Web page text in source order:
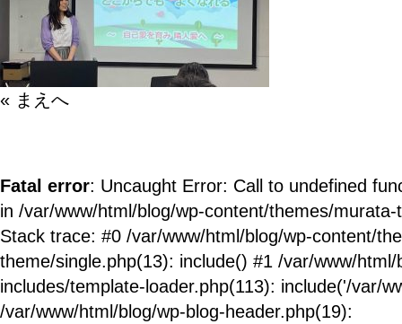
« まえへ
Fatal error: Uncaught Error: Call to undefined
in /var/www/html/blog/wp-content/themes/
Stack trace: #0 /var/www/html/blog/wp-content/
theme/single.php(13): include() #1 /var/www/html/
includes/template-loader.php(113): include('/var/
/var/www/html/blog/wp-blog-header.php(19):